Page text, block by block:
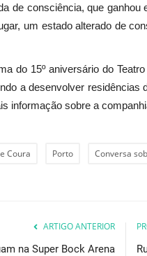
de consciência, que
um estado alterado de
do 15º aniversário do
a desenvolver
informação sobre a
Coura Porto Conversa
ARTIGO ANTERIOR
na Super Bock Arena